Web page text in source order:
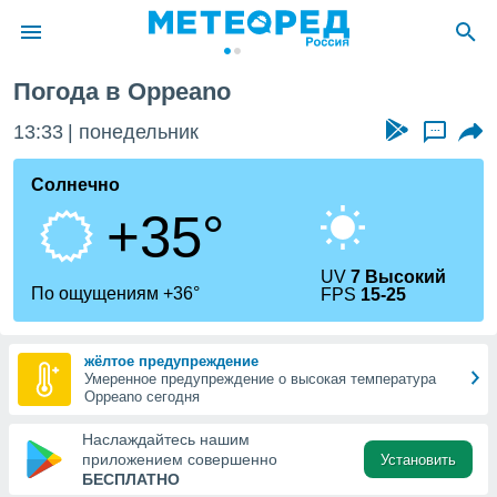
о
Вы можете
к этому
доступ
Погода в Oppeano
13:33 понедельник ...
Солнечно
+35°
По ощущениям +36°
UV7 Высокий
FPS 15-25
жёлтое предупреждение
Умеренное предупреждение о высокая температура
Oppeano сегодня
Наслаждайтесь нашим
приложением совершенно
БЕСПЛАТНО
Установить